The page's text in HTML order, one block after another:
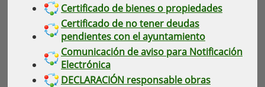
Certificado de bienes o propiedades
Certificado de no tener deudas
pendientes con el ayuntamiento
Comunicación de aviso para Notificación
Electrónica
DECLARACIÓN responsable obras